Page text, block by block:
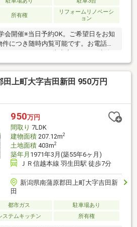
所有権
リフォームリノベーシ
ョン
会開催※当日予約OK。ご希望日をお知
につき随時内覧可能です。お電話か
、設備点検、キッチン交換、トイレ
表替え、照明一部交換、給湯器交
すめポイント】・本物件は条件によ
ます。・シロアリ防除工事施工後5年
お気軽にご相談ください
田上町大字吉田新田 950万円
950万円
間取り 7LDK
建物面積207.12m2
土地面積403m2
築年月 1971年3月(築55年6ヶ月)
ＪＲ信越本線 羽生田駅 徒歩7分
新潟県南蒲原郡田上町大字吉田新
田
都市ガス
駐車場あり
ステムキッチン 所有権